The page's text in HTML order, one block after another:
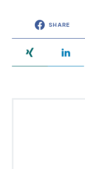
SHARE